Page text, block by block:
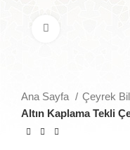
Ana Sayfa Çeyrek
Altın Kaplama Tekli